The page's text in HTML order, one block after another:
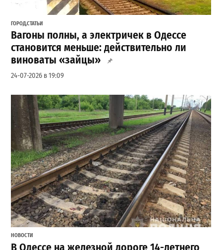
ГОРОД,СТАТЬИ
Вагоны полны, а электричек в Одессе
становится меньше: действительно ли
виноваты «зайцы»
24-07-2026 в 19:09
НОВОСТИ
В Одессе на железной дороге 14-летнего